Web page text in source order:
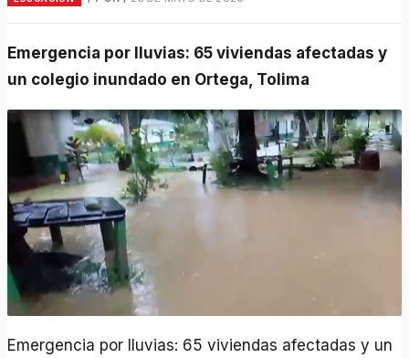
Emergencia por lluvias: 65 viviendas afectadas y
un colegio inundado en Ortega, Tolima
Emergencia por lluvias: 65 viviendas afectadas y un